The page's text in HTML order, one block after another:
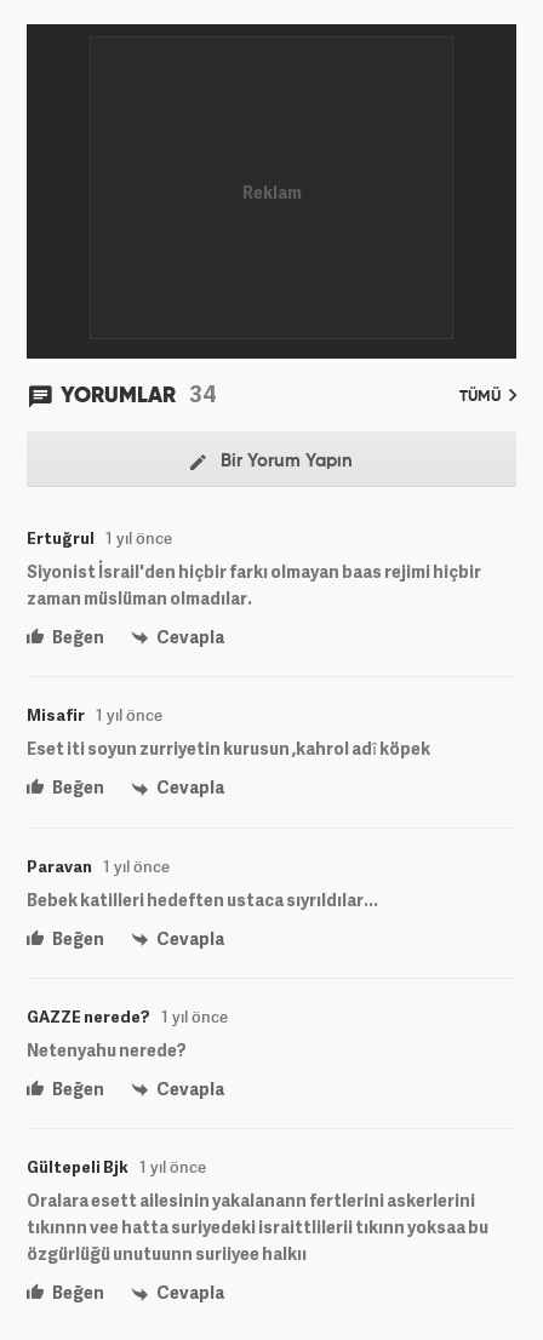
birlikte galeri ve video hazırladı. 2019'un Şubat
YORUMLAR 34 TÜMÜ
Bir Yorum Yapın
Ertuğrul 1 yıl önce
Siyonist İsrail'den hiçbir farkı olmayan baas rejimi hiçbir
zaman müslüman olmadılar.
Beğen
Cevapla
Misafir 1 yıl önce
Eset iti soyun zurriyetin kurusun ,kahrol adî köpek
Beğen
Cevapla
Paravan 1 yıl önce
Bebek katilleri hedeften ustaca sıyrıldılar...
Beğen
Cevapla
GAZZE nerede? 1 yıl önce
Netenyahu nerede?
Beğen
Cevapla
Gültepeli Bjk 1 yıl önce
Oralara esett ailesinin yakalanann fertlerini askerlerini
tıkınnn vee hatta suriyedeki israittlilerii tıkınn yoksaa bu
özgürlüğü unutuunn suriiyee halkıı
Beğen
Cevapla